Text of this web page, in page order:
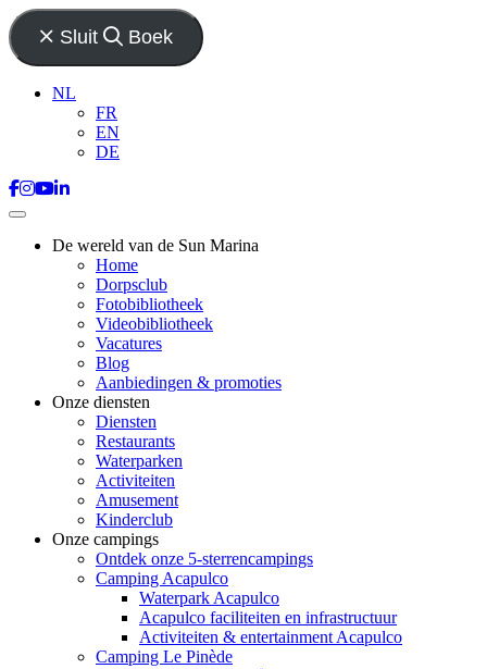
Sluit Boek
NL
FR
EN
DE
De wereld van de Sun Marina
Home
Dorpsclub
Fotobibliotheek
Videobibliotheek
Vacatures
Blog
Aanbiedingen & promoties
Onze diensten
Diensten
Restaurants
Waterparken
Activiteiten
Amusement
Kinderclub
Onze campings
Ontdek onze 5-sterrencampings
Camping Acapulco
Waterpark Acapulco
Acapulco faciliteiten en infrastructuur
Activiteiten & entertainment Acapulco
Camping Le Pinède